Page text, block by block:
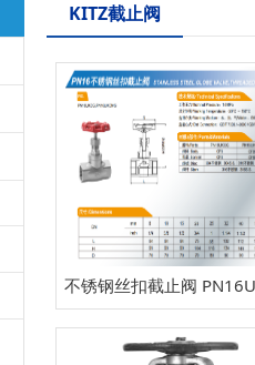
KITZ截止阀
不锈钢丝扣截止阀